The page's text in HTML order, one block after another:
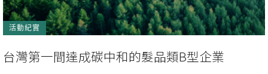
活動紀實
台灣第一間達成碳中和的髮品類B型企業